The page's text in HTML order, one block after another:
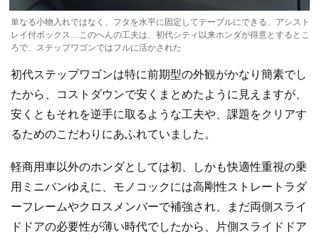
単なる小物入れではなく、フタを水平に固定してテーブルにできる、アシスト
レイ付ボックス…このへんの工夫は、初代シティ以来ホンダが得意とするとこ
ろで、ステップワゴンではフルに活かされた
初代ステップワゴンは特に前期型の外観がかなり簡素でし
たから、コストダウンで安くまとめたように見えますが、
安くともそれを逆手に取るような工夫や、課題をクリアす
るためのこだわりにあふれていました。
軽商用車以外のホンダとしては初、しかも快適性重視の乗
用ミニバンゆえに、モノコックには高剛性ストレートラダ
ーフレームやクロスメンバーで補強され、まだ両側スライ
ドドアの必要性が薄い時代でしたから、片側スライドドア